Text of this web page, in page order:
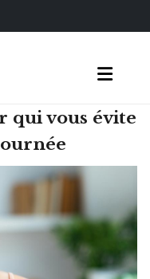
qui vous évite